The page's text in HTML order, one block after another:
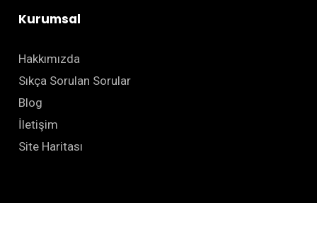
Kurumsal
Hakkımızda
Sıkça Sorulan Sorular
Blog
İletişim
Site Haritası